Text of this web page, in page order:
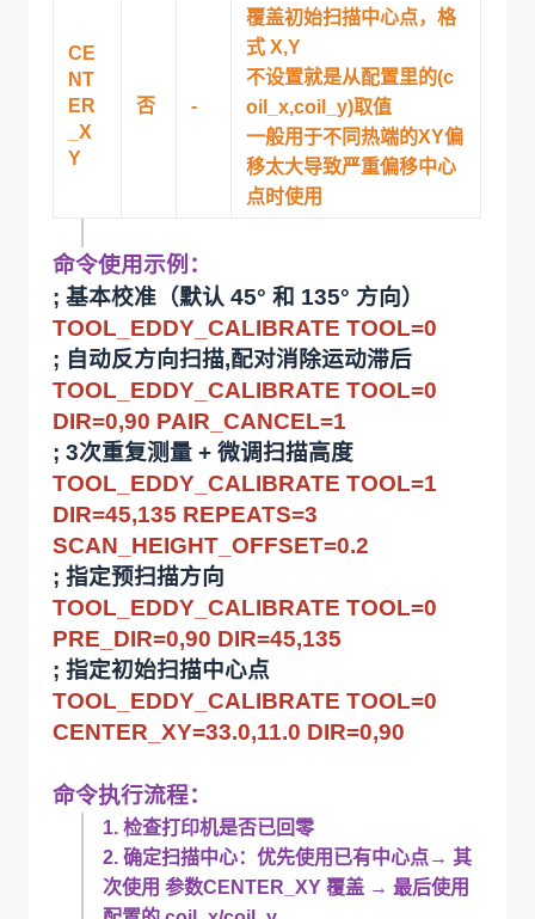
CE
NT
ER
_X
Y
否 -
覆盖初始扫描中心点，格
式 X,Y
不设置就是从配置里的(c
oil_x,coil_y)取值
一般用于不同热端的XY偏
移太大导致严重偏移中心
点时使用
命令使用示例：
; 基本校准（默认 45° 和 135° 方向）
TOOL_EDDY_CALIBRATE TOOL=0
; 自动反方向扫描,配对消除运动滞后
TOOL_EDDY_CALIBRATE TOOL=0
DIR=0,90 PAIR_CANCEL=1
; 3次重复测量 + 微调扫描高度
TOOL_EDDY_CALIBRATE TOOL=1
DIR=45,135 REPEATS=3
SCAN_HEIGHT_OFFSET=0.2
; 指定预扫描方向
TOOL_EDDY_CALIBRATE TOOL=0
PRE_DIR=0,90 DIR=45,135
; 指定初始扫描中心点
TOOL_EDDY_CALIBRATE TOOL=0
CENTER_XY=33.0,11.0 DIR=0,90
命令执行流程：
1. 检查打印机是否已回零
2. 确定扫描中心：优先使用已有中心点→ 其
次使用 参数CENTER_XY 覆盖 → 最后使用